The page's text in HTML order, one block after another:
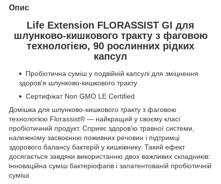
Опис
Life Extension FLORASSIST GI для
шлунково-кишкового тракту з фаговою
технологією, 90 рослинних рідких
капсул
Пробіотична суміш у подвійній капсулі для зміцнення
здоров'я шлунково-кишкового тракту
Сертифікат Non GMO LE Certified
Домішка для шлунково-кишкового тракту з фаговою
технологією Florassist® — найкращий у своєму класі
пробіотичний продукт. Сприяє здоров'ю травної системи,
належному засвоєнню поживних речовин і підтримці
здорового балансу бактерій у кишківнику. Такий ефект
досягається завдяки використанню двох важливих складників:
інноваційна суміш бактеріофагів і запатентованій пробіотичній
суміші.